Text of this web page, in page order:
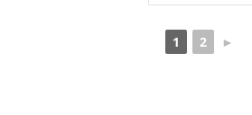
1 2 ►